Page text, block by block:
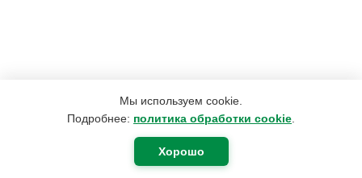
Мы используем cookie.
Подробнее: политика обработки cookie
Хорошо